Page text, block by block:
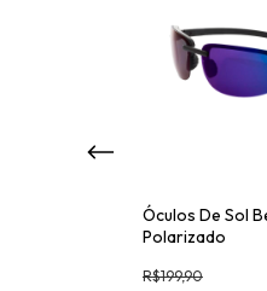
Óculos De Sol
Polarizado
R$199,90